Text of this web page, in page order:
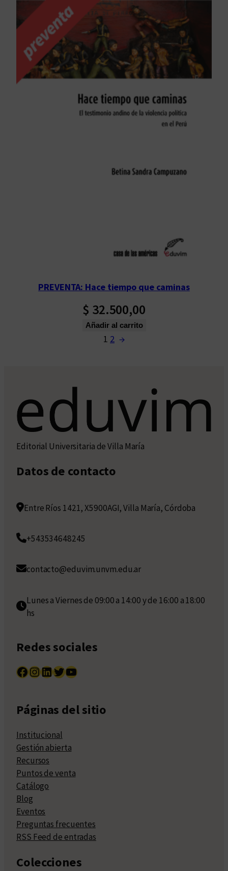
PREVENTA: Hace tiempo que caminas
$ 32.500,00
Añadir al carrito
1 2 →
Editorial Universitaria de Villa María
Datos de contacto
Entre Ríos 1421, X5900AGI, Villa María, Córdoba
+543534648245
contacto@eduvim.unvm.edu.ar
Lunes a Viernes de 09:00 a 14:00 y de 16:00 a 18:00
hs
Redes sociales
Facebook InstagramLinkedIn Twitter YouTube
Páginas del sitio
Institucional
Gestión abierta
Recursos
Puntos de venta
Catálogo
Blog
Eventos
Preguntas frecuentes
RSS Feed de entradas
Colecciones